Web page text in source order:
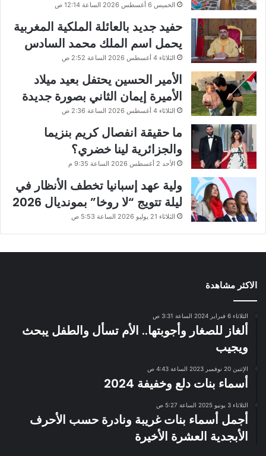
الخميس 6 أغسطس 2026 الساعة 12:14 ص
حفيد جديد بالعائلة الملكية المغربية
يحمل اسم الملك محمد السادس
الثلاثاء 4 أغسطس 2026 الساعة 2:52 ص
الأمير الحسين يحتفل بعيد ميلاد
الأميرة إيمان الثاني بصورة جديدة
الثلاثاء 4 أغسطس 2026 الساعة 2:36 ص
ما حقيقة انفصال كريم بنزيما
والجزائرية لينا خضري؟
الأحد 2 أغسطس 2026 الساعة 9:35 م
ولية عهد إسبانيا تخطف الأنظار في
ليلة تتويج “لا روخا” بمونديال 2026
الثلاثاء 21 يوليو 2026 الساعة 5:53 ص
الاكثر مشاهدة
الثلاثاء 6 فبراير 2024 الساعة 3:31 ص
ألغاز للصغار وأجوبتها.. الأم تسأل والطفل يبحث
ويجيب
الإثنين 20 نوفمبر 2023 الساعة 4:43 ص
أسماء بنات دلع وخفيفة 2024
الثلاثاء 3 يونيو 2025 الساعة 5:27 ص
أجمل أسماء بنات غريبة ونادرة حسب الأحرف
الأبجدية العشرة الأخيرة